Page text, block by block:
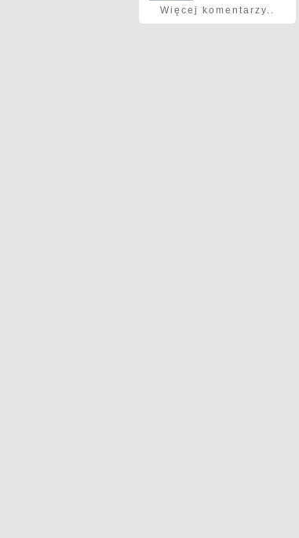
Więcej komentarzy..